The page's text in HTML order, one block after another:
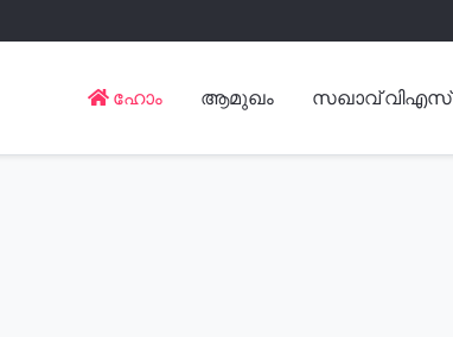
ഹോം ആമുഖം സഖാവ് വിഎസ്